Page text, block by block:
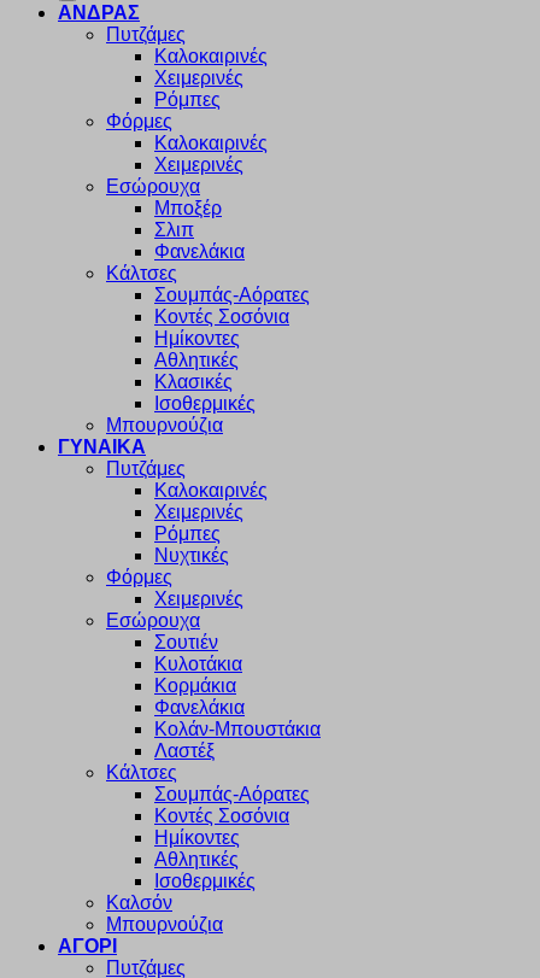
ΑΝΔΡΑΣ
Πυτζάμες
Καλοκαιρινές
Χειμερινές
Ρόμπες
Φόρμες
Καλοκαιρινές
Χειμερινές
Εσώρουχα
Μποξέρ
Σλιπ
Φανελάκια
Κάλτσες
Σουμπάς-Αόρατες
Κοντές Σοσόνια
Ημίκοντες
Αθλητικές
Κλασικές
Ισοθερμικές
Μπουρνούζια
ΓΥΝΑΙΚΑ
Πυτζάμες
Καλοκαιρινές
Χειμερινές
Ρόμπες
Νυχτικές
Φόρμες
Χειμερινές
Εσώρουχα
Σουτιέν
Κυλοτάκια
Κορμάκια
Φανελάκια
Κολάν-Μπουστάκια
Λαστέξ
Κάλτσες
Σουμπάς-Αόρατες
Κοντές Σοσόνια
Ημίκοντες
Αθλητικές
Ισοθερμικές
Καλσόν
Μπουρνούζια
ΑΓΟΡΙ
Πυτζάμες